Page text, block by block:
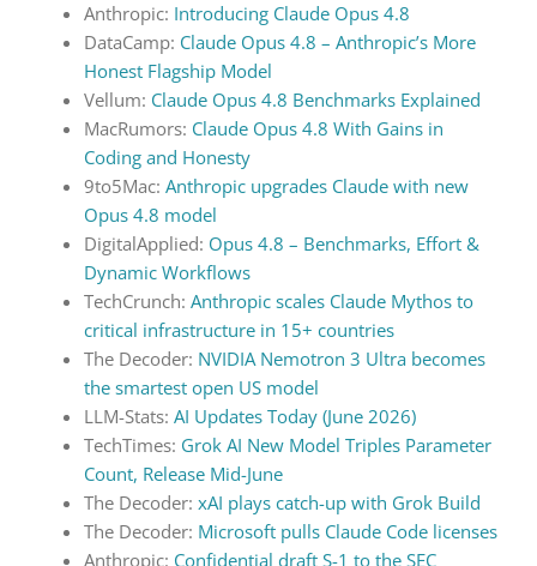
Anthropic: Introducing Claude Opus 4.8
DataCamp: Claude Opus 4.8 – Anthropic’s More
Honest Flagship Model
Vellum: Claude Opus 4.8 Benchmarks Explained
MacRumors: Claude Opus 4.8 With Gains in
Coding and Honesty
9to5Mac: Anthropic upgrades Claude with new
Opus 4.8 model
DigitalApplied: Opus 4.8 – Benchmarks, Effort &
Dynamic Workflows
TechCrunch: Anthropic scales Claude Mythos to
critical infrastructure in 15+ countries
The Decoder: NVIDIA Nemotron 3 Ultra becomes
the smartest open US model
LLM-Stats: AI Updates Today (June 2026)
TechTimes: Grok AI New Model Triples Parameter
Count, Release Mid-June
The Decoder: xAI plays catch-up with Grok Build
The Decoder: Microsoft pulls Claude Code licenses
Anthropic: Confidential draft S-1 to the SEC